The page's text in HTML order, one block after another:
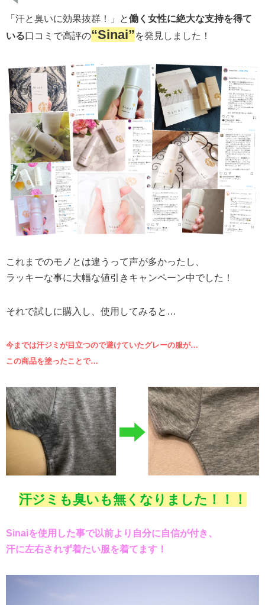
「汗と臭いに効果抜群！」と働く女性に絶大な支持を得て
いる口コミで高評の“Sinai”を発見しました！
これまでのモノとは違うって声が多かったし、
ラッキーな事に大幅な値引きキャンペーン中でした！
それで試しに購入し、使用してみると…
今までは汗ジミが目立つので避けていたグレーの服が…
この商品を塗ったことで…
汗ジミも臭いも無くなりました！！！
Sinaiを使用した事で以前より自分に自信が付き、
汗に左右されず着たい服を着てます！